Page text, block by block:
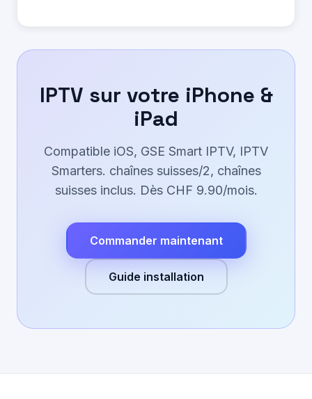
IPTV sur votre iPhone &
iPad
Compatible iOS, GSE Smart IPTV, IPTV
Smarters. chaînes suisses/2, chaînes
suisses inclus. Dès CHF 9.90/mois.
Commander maintenant
Guide installation